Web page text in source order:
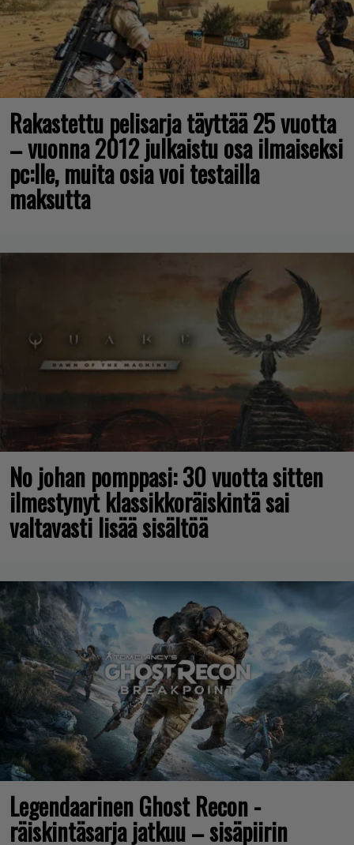
Rakastettu pelisarja täyttää 25 vuotta
– vuonna 2012 julkaistu osa ilmaiseksi
pc:lle, muita osia voi testailla
maksutta
No johan pomppasi: 30 vuotta sitten
ilmestynyt klassikkoräiskintä sai
valtavasti lisää sisältöä
Legendaarinen Ghost Recon -
räiskintäsarja jatkuu – sisäpiirin